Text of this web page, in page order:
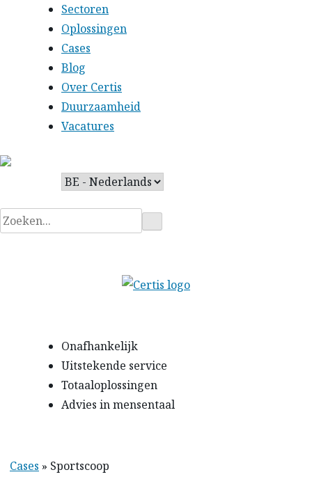
Sectoren
Oplossingen
Cases
Blog
Over Certis
Duurzaamheid
Vacatures
Zoeken
naar:
Onafhankelijk
Uitstekende service
Totaaloplossingen
Advies in mensentaal
Cases » Sportscoop